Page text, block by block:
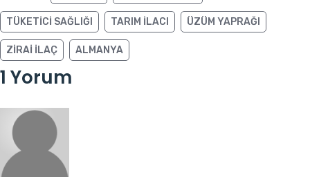
TÜKETICI SAĞLIĞI TARIM ILACI ÜZÜM YAPRAĞI
ZIRAI ILAÇ ALMANYA
1 Yorum